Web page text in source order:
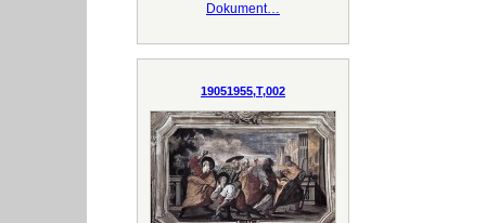
Dokument…
19051955,T,002